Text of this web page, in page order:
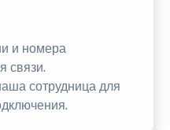
и номера
связи.
сотрудница для